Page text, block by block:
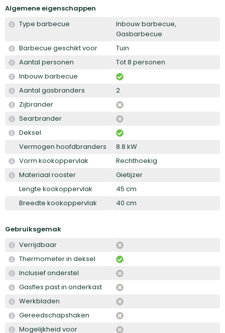
Algemene eigenschappen
Type barbecue
Inbouw barbecue,
Gasbarbecue
Barbecue geschikt voor
Tuin
Aantal personen
Tot 8 personen
Inbouw barbecue
Aantal gasbranders
2
Zijbrander
Searbrander
Deksel
Vermogen hoofdbranders
8.8 kW
Vorm kookoppervlak
Rechthoekig
Materiaal rooster
Gietijzer
Lengte kookoppervlak
45 cm
Breedte kookoppervlak
40 cm
Gebruiksgemak
Verrijdbaar
Thermometer in deksel
Inclusief onderstel
Gasfles past in onderkast
Werkbladen
Gereedschapshaken
Mogelijkheid voor